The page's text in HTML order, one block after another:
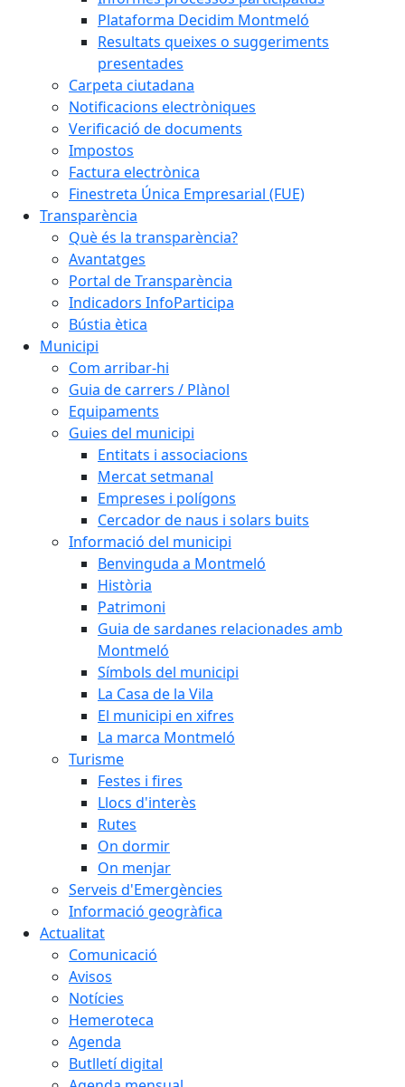
Plataforma Decidim Montmeló
Resultats queixes o suggeriments
presentades
Carpeta ciutadana
Notificacions electròniques
Verificació de documents
Impostos
Factura electrònica
Finestreta Única Empresarial (FUE)
Transparència
Què és la transparència?
Avantatges
Portal de Transparència
Indicadors InfoParticipa
Bústia ètica
Municipi
Com arribar-hi
Guia de carrers / Plànol
Equipaments
Guies del municipi
Entitats i associacions
Mercat setmanal
Empreses i polígons
Cercador de naus i solars buits
Informació del municipi
Benvinguda a Montmeló
Història
Patrimoni
Guia de sardanes relacionades amb
Montmeló
Símbols del municipi
La Casa de la Vila
El municipi en xifres
La marca Montmeló
Turisme
Festes i fires
Llocs d'interès
Rutes
On dormir
On menjar
Serveis d'Emergències
Informació geogràfica
Actualitat
Comunicació
Avisos
Notícies
Hemeroteca
Agenda
Butlletí digital